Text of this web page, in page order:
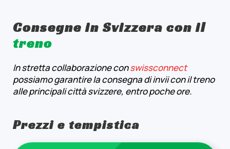
Consegne in Svizzera con il
treno
In stretta collaborazione conswissconnect
possiamo garantire la consegna di invii con il treno
alle principali città svizzere, entro poche ore.
Prezzi e tempistica